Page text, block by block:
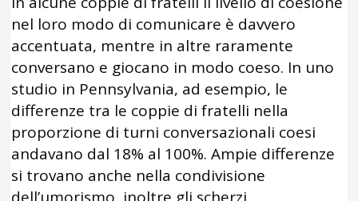
nel loro modo di comunicare è davvero
accentuata, mentre in altre raramente
conversano e giocano in modo coeso. In uno
studio in Pennsylvania, ad esempio, le
differenze tra le coppie di fratelli nella
proporzione di turni conversazionali coesi
andavano dal 18% al 100%. Ampie differenze
si trovano anche nella condivisione